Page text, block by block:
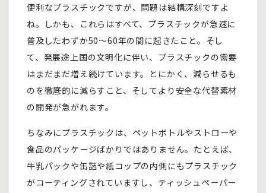
便利なプラスチックですが、問題は結構深刻ですよ
ね。しかも、これらはすべて、プラスチックが急速に
普及したわずか50～60年の間に起きたこと。そし
て、発展途上国の文明化に伴い、プラスチックの需要
はまだまだ増え続けています。とにかく、減らせるも
のを徹底的に減らすこと、そしてより安全な代替素材
の開発が急がれます。
ちなみにプラスチックは、ペットボトルやストローや
食品のパッケージばかりではありません。たとえば、
牛乳パックや缶詰や紙コップの内側にもプラスチック
がコーティングされていますし、ティッシュペーパー